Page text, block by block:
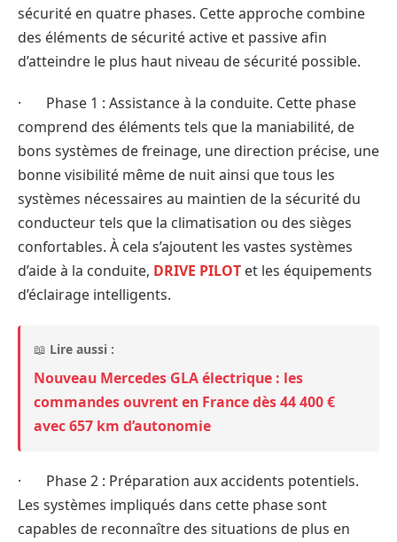
sécurité en quatre phases. Cette approche combine
des éléments de sécurité active et passive afin
d’atteindre le plus haut niveau de sécurité possible.
· Phase 1 : Assistance à la conduite. Cette phase
comprend des éléments tels que la maniabilité, de
bons systèmes de freinage, une direction précise, une
bonne visibilité même de nuit ainsi que tous les
systèmes nécessaires au maintien de la sécurité du
conducteur tels que la climatisation ou des sièges
confortables. À cela s’ajoutent les vastes systèmes
d’aide à la conduite, DRIVE PILOT et les équipements
d’éclairage intelligents.
📖 Lire aussi :
Nouveau Mercedes GLA électrique : les
commandes ouvrent en France dès 44 400 €
avec 657 km d’autonomie
· Phase 2 : Préparation aux accidents potentiels.
Les systèmes impliqués dans cette phase sont
capables de reconnaître des situations de plus en